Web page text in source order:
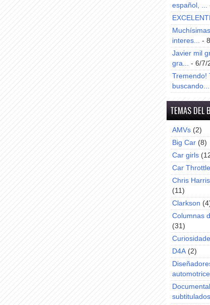
español, ...
interes... -
Javier mil
gra... - 6/7/
Tremendo!
buscando...
TEMAS DEL
AMVs (2)
Big Car (8)
Car girls
Car Throttle
Chris
(11)
Clarkson
Columnas
(31)
D4A (2)
subtitulados